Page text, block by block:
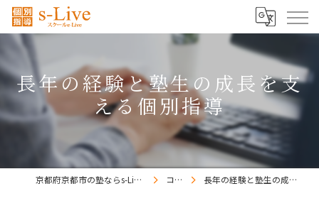
長年の経験と塾生の成長を支
える個別指導
京都府京都市の塾ならs-Liveきょうと梅小路校 コラム 長年の経験と塾生の成長を支える個別指導